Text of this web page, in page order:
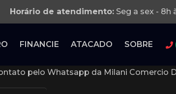
Horário de atendimento: Seg a sex - 8h
FINANCIE ATACADO SOBRE
pelo Whatsapp da Milani Comercio